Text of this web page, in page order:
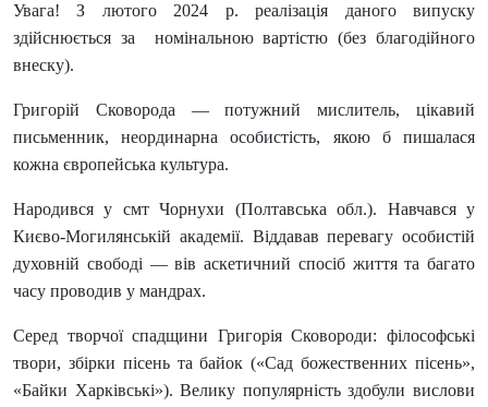
Увага! З лютого 2024 р. реалізація даного випуску
здійснюється за номінальною вартістю (без благодійного
внеску).
Григорій Сковорода — потужний мислитель, цікавий
письменник, неординарна особистість, якою б пишалася
кожна європейська культура.
Народився у смт Чорнухи (Полтавська обл.). Навчався у
Києво-Могилянській академії. Віддавав перевагу особистій
духовній свободі — вів аскетичний спосіб життя та багато
часу проводив у мандрах.
Серед творчої спадщини Григорія Сковороди: філософські
твори, збірки пісень та байок («Сад божественних пісень»,
«Байки Харківські»). Велику популярність здобули вислови